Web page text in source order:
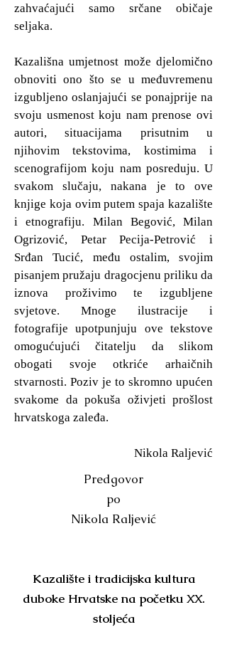
zahvaćajući samo srčane običaje
seljaka.
Kazališna umjetnost može djelomično
obnoviti ono što se u međuvremenu
izgubljeno oslanjajući se ponajprije na
svoju usmenost koju nam prenose ovi
autori, situacijama prisutnim u
njihovim tekstovima, kostimima i
scenografijom koju nam posreduju. U
svakom slučaju, nakana je to ove
knjige koja ovim putem spaja kazalište
i etnografiju. Milan Begović, Milan
Ogrizović, Petar Pecija-Petrović i
Srđan Tucić, među ostalim, svojim
pisanjem pružaju dragocjenu priliku da
iznova proživimo te izgubljene
svjetove. Mnoge ilustracije i
fotografije upotpunjuju ove tekstove
omogućujući čitatelju da slikom
obogati svoje otkriće arhaičnih
stvarnosti. Poziv je to skromno upućen
svakome da pokuša oživjeti prošlost
hrvatskoga zaleđa.
Nikola Raljević
Predgovor
po
Nikola Raljević
Kazalište i tradicijska kultura
duboke Hrvatske na početku XX.
stoljeća